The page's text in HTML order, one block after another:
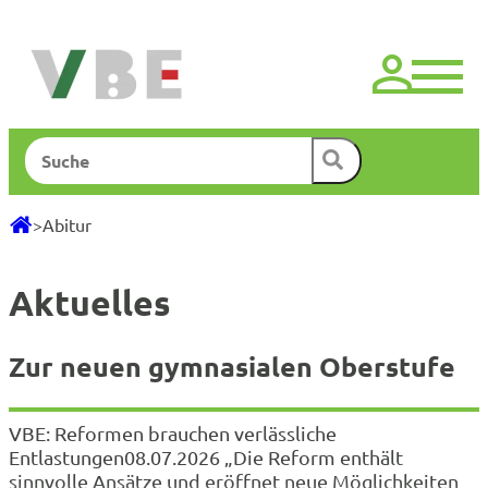
springen
Suchen
>Abitur
Aktuelles
Zur neuen gymnasialen Oberstufe
VBE: Reformen brauchen verlässliche
Entlastungen08.07.2026 „Die Reform enthält
sinnvolle Ansätze und eröffnet neue Möglichkeiten